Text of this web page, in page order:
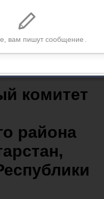
Татарстан,
комитет
района